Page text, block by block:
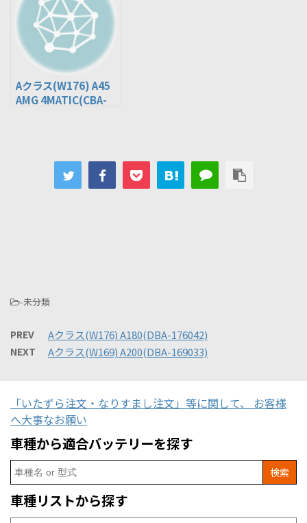
Aクラス(W176) A45
AMG 4MATIC(CBA-
-未分類
PREV Aクラス(W176) A180(DBA-176042)
NEXT Aクラス(W169) A200(DBA-169033)
「いたずら注文・なりすまし注文」等に関して、 お客様
へ大事なお願い
車種から適合バッテリーを探す
Search
for:
車種リストから探す